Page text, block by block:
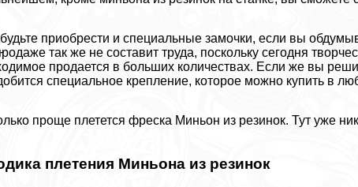
приобрести и специальные замочки, если вы
так же не составит труда, поскольку сегодня
продается в больших количествах. Если же вы
специальное крепление, которое можно купить в
проще плетется фреска Миньон из резинок. Тут уже
плетения Миньона из резинок